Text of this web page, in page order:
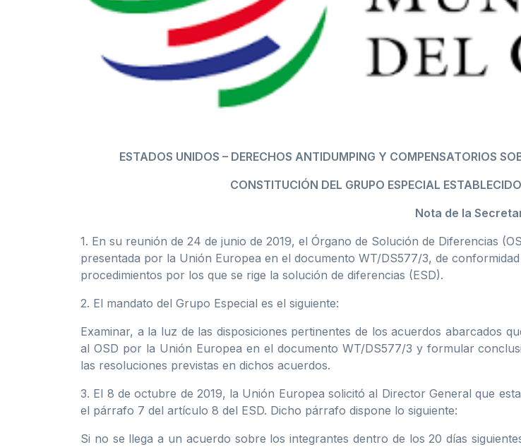
ESTADOS UNIDOS – DERECHOS ANTIDUMPING Y COMPENSATORIOS
CONSTITUCIÓN DEL GRUPO ESPECIAL
Nota de la
1. En su reunión de 24 de junio de 2019, el Órgano de Solución de Diferencias
presentada por la Unión Europea en el documento WT/DS577/3, de
procedimientos por los que se rige la solución de diferencias (ESD).
2. El mandato del Grupo Especial es el siguiente:
Examinar, a la luz de las disposiciones pertinentes de los acuerdos abarcados
al OSD por la Unión Europea en el documento WT/DS577/3 y formular
las resoluciones previstas en dichos acuerdos.
3. El 8 de octubre de 2019, la Unión Europea solicitó al Director General que
el párrafo 7 del artículo 8 del ESD. Dicho párrafo dispone lo siguiente:
Si no se llega a un acuerdo sobre los integrantes dentro de los 20 días